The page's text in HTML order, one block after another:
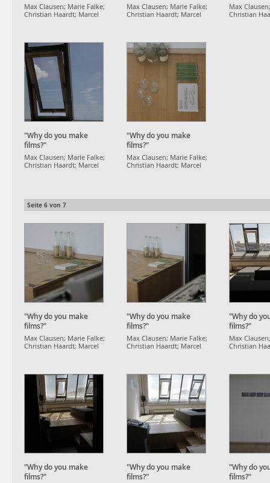
Max Clausen; Marie Falke;
Christian Haardt; Marcel
Max Clausen; Marie Falke;
Christian Haardt; Marcel
Max
Christian
"Why do you make
films?"
Max Clausen; Marie Falke;
Christian Haardt; Marcel
"Why do you make
films?"
Max Clausen; Marie Falke;
Christian Haardt; Marcel
Seite 6 von 7
"Why do you make
films?"
Max Clausen; Marie Falke;
Christian Haardt; Marcel
"Why do you make
films?"
Max Clausen; Marie Falke;
Christian Haardt; Marcel
"Why do
films?"
Max
Christian
"Why do you make
films?"
"Why do you make
films?"
"Why do
films?"